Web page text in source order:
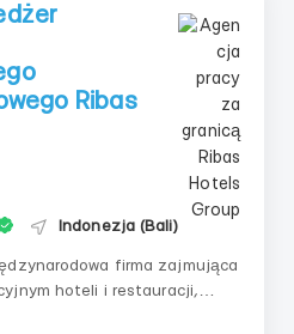
Ribas
Indonezja (Bali)
firma zajmująca
hoteli i restauracji,